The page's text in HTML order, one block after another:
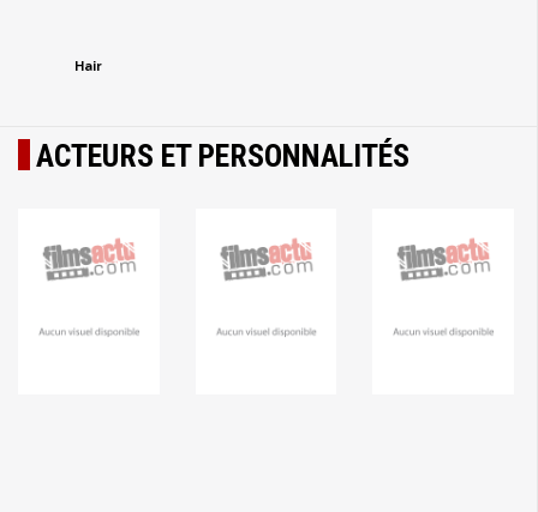
Hair
ACTEURS ET PERSONNALITÉS